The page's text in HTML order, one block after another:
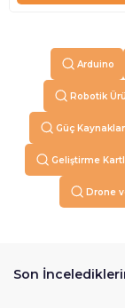
Arduino
Robotik
Güç
Geliştirme
Drone
Son